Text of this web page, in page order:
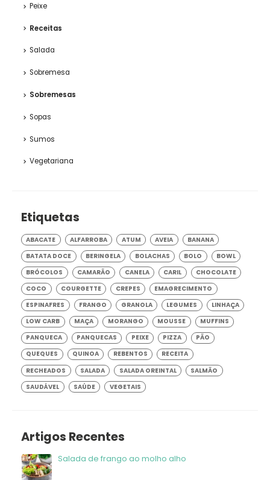
Peixe
Receitas
Salada
Sobremesa
Sobremesas
Sopas
Sumos
Vegetariana
Etiquetas
ABACATE ALFARROBA ATUM AVEIA
BANANA
BATATA DOCE
BERINGELA BOLACHAS BOLO
BOWL
BRÓCOLOS
CAMARÃO CANELA CARIL
CHOCOLATE
COCO
COURGETTE CREPES
EMAGRECIMENTO
ESPINAFRES
FRANGO GRANOLA LEGUMES
LINHAÇA
LOW CARB
MAÇA MORANGO MOUSSE
MUFFINS
PANQUECA
PANQUECAS PEIXE PIZZA
PÃO
QUEQUES
QUINOA REBENTOS
RECEITA
RECHEADOS
SALADA SALADA OREINTAL
SALMÃO
SAUDÁVEL
SAÚDE VEGETAIS
Artigos Recentes
Salada de frango ao molho alho